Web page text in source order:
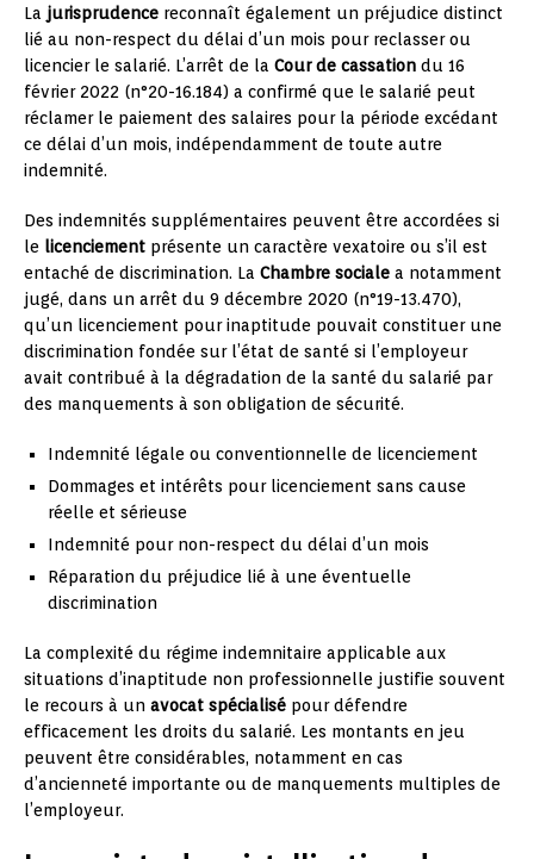
La jurisprudence reconnaît également un préjudice distinct
lié au non-respect du délai d’un mois pour reclasser ou
licencier le salarié. L’arrêt de la Cour de cassation du 16
février 2022 (n°20-16.184) a confirmé que le salarié peut
réclamer le paiement des salaires pour la période excédant
ce délai d’un mois, indépendamment de toute autre
indemnité.
Des indemnités supplémentaires peuvent être accordées si
le licenciement présente un caractère vexatoire ou s’il est
entaché de discrimination. La Chambre sociale a notamment
jugé, dans un arrêt du 9 décembre 2020 (n°19-13.470),
qu’un licenciement pour inaptitude pouvait constituer une
discrimination fondée sur l’état de santé si l’employeur
avait contribué à la dégradation de la santé du salarié par
des manquements à son obligation de sécurité.
Indemnité légale ou conventionnelle de licenciement
Dommages et intérêts pour licenciement sans cause
réelle et sérieuse
Indemnité pour non-respect du délai d’un mois
Réparation du préjudice lié à une éventuelle
discrimination
La complexité du régime indemnitaire applicable aux
situations d’inaptitude non professionnelle justifie souvent
le recours à un avocat spécialisé pour défendre
efficacement les droits du salarié. Les montants en jeu
peuvent être considérables, notamment en cas
d’ancienneté importante ou de manquements multiples de
l’employeur.